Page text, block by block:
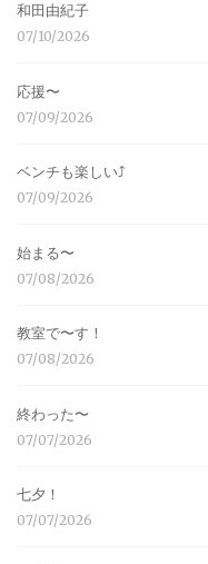
和田由紀子
07/10/2026
応援〜
07/09/2026
ベンチも楽しい⤴︎
07/09/2026
始まる〜
07/08/2026
教室で〜す！
07/08/2026
終わった〜
07/07/2026
七夕！
07/07/2026